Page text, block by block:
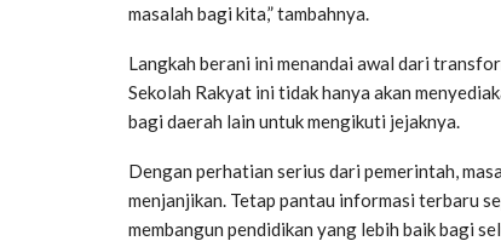
masalah bagi kita,” tambahnya.
Langkah berani ini menandai awal dari
Sekolah Rakyat ini tidak hanya akan
bagi daerah lain untuk mengikuti jejaknya.
Dengan perhatian serius dari pemerintah,
menjanjikan. Tetap pantau informasi terbaru
membangun pendidikan yang lebih baik bagi